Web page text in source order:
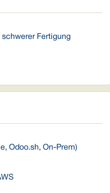
Fertigung
Odoo.sh, On-Prem)